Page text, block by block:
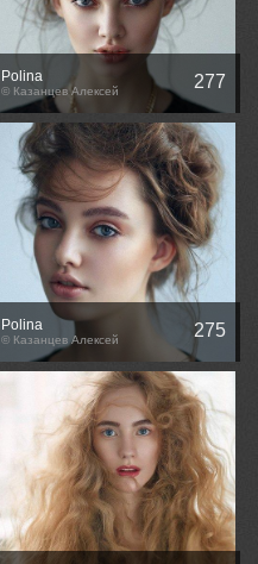
Polina
© Казанцев Алексей 277
Polina
© Казанцев Алексей 275